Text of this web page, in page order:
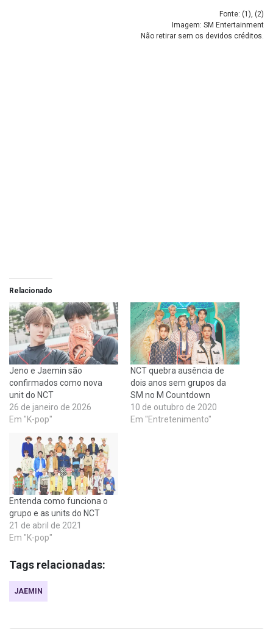
Fonte: (1 ), (2)
Imagem: SM Entertainment
Não retirar sem os devidos créditos.
Relacionado
Jeno e Jaemin são
confirmados como nova
unit do NCT
26 de janeiro de 2026
Em "K-pop"
NCT quebra ausência de
dois anos sem grupos da
SM no M Countdown
10 de outubro de 2020
Em "Entretenimento"
Entenda como funciona o
grupo e as units do NCT
21 de abril de 2021
Em "K-pop"
Tags relacionadas:
JAEMIN